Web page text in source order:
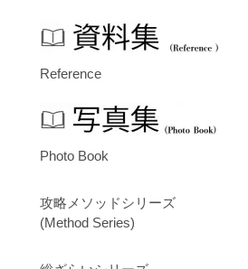
Reference
Photo Book
攻略メソッドシリーズ
(Method Series)